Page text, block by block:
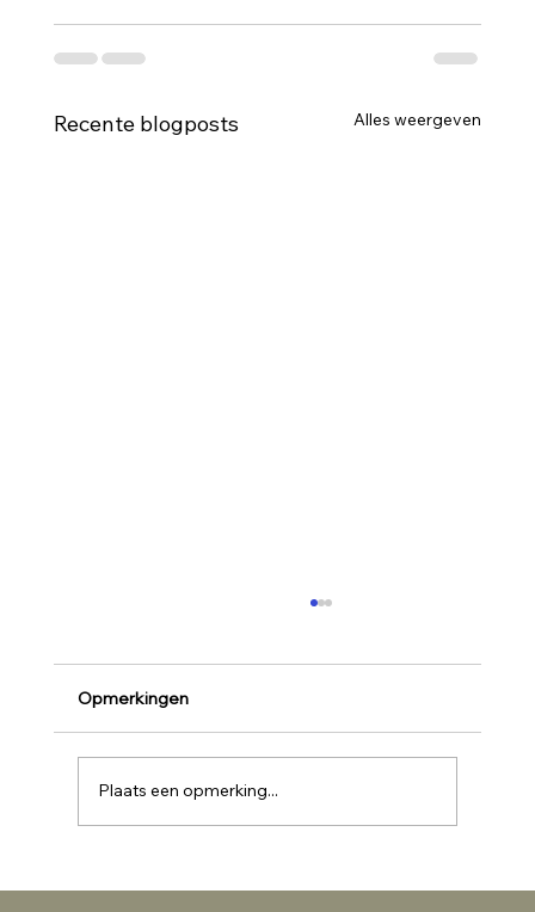
Recente blogposts Alles weergeven
Opmerkingen
Plaats een opmerking...